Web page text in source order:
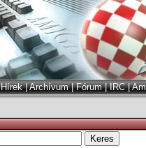
Hírek|Archívum|Fórum|IRC|